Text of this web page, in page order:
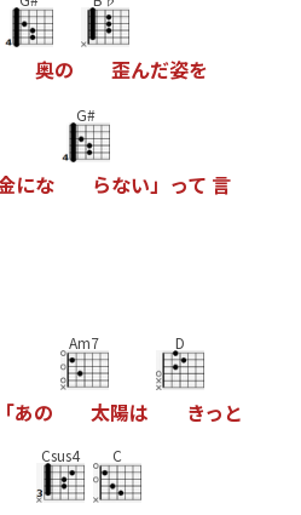
奥の 歪んだ姿を
にな
G#
らない」 って 言
「あの
Am7
太陽は
D
きっ と
Csus4 C